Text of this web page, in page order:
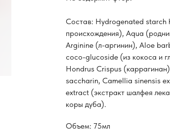
Состав: Hydrogenated starch
происхождения), Aqua
Arginine (л-аргинин), Aloe
coco-glucoside (из кокоса и
Hondrus Crispus
saccharin, Camellia sinensis
extract (экстракт шалфея
коры дуба).
Объем: 75мл